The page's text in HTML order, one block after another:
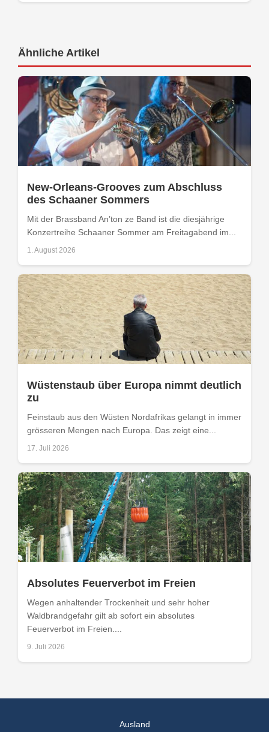
Ähnliche Artikel
New-Orleans-Grooves zum Abschluss
des Schaaner Sommers
Mit der Brassband An’ton ze Band ist die diesjährige
Konzertreihe Schaaner Sommer am Freitagabend im...
1. August 2026
Wüstenstaub über Europa nimmt deutlich
zu
Feinstaub aus den Wüsten Nordafrikas gelangt in immer
grösseren Mengen nach Europa. Das zeigt eine...
17. Juli 2026
Absolutes Feuerverbot im Freien
Wegen anhaltender Trockenheit und sehr hoher
Waldbrandgefahr gilt ab sofort ein absolutes
Feuerverbot im Freien....
9. Juli 2026
Ausland